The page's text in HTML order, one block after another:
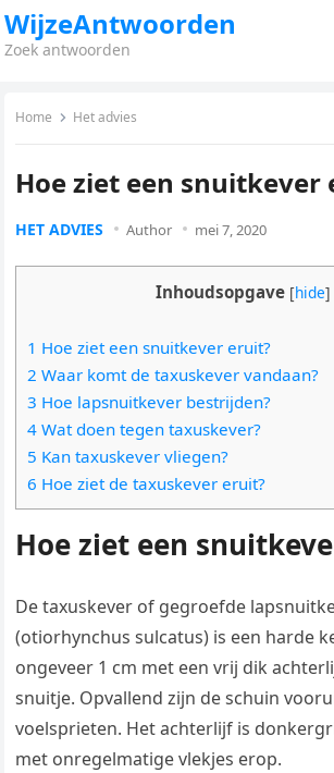
WijzeAntwoorden
Zoek antwoorden
Home Het advies
Hoe ziet een snuitkever
HET ADVIES Author mei 7, 2020
Inhoudsopgave [hide]
1 Hoe ziet een snuitkever eruit?
2 Waar komt de taxuskever vandaan?
3 Hoe lapsnuitkever bestrijden?
4 Wat doen tegen taxuskever?
5 Kan taxuskever vliegen?
6 Hoe ziet de taxuskever eruit?
Hoe ziet een
De taxuskever of gegroefde
(otiorhynchus sulcatus) is een harde
ongeveer 1 cm met een vrij dik
snuitje. Opvallend zijn de schuin
voelsprieten. Het achterlijf is
met onregelmatige vlekjes erop.